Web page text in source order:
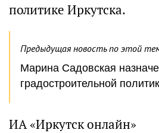
политике Иркутска.
Предыдущая новость по этой
Марина Садовская
градостроительной
ИА «Иркутск онлайн»